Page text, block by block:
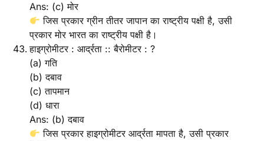
Ans: (c) मोर
जिस प्रकार ग्रीन तीतर जापान का राष्ट्रीय पक्षी है, उसी
प्रकार मोर भारत का राष्ट्रीय पक्षी है।
हाइग्रोमीटर : आर्द्रता :: बैरोमीटर : ?
(a) गति
(b) दबाव
(c) तापमान
(d) धारा
Ans: (b) दबाव
जिस प्रकार हाइग्रोमीटर आर्द्रता मापता है, उसी प्रकार